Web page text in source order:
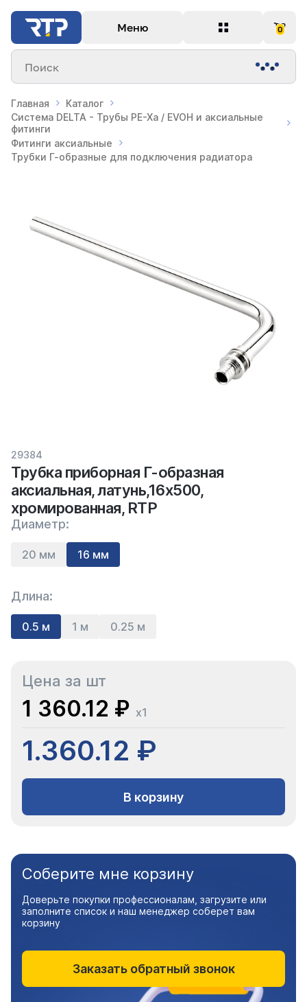
Меню 0
Поиск
Главная
Каталог
Система DELTA - Трубы PE-Xa / EVOH и аксиальные
фитинги
Фитинги аксиальные
Трубки Г-образные для подключения радиатора
29384
Трубка приборная Г-образная
аксиальная, латунь,16х500,
хромированная, RTP
Диаметр:
20 мм 16 мм
Длина:
0.5 м 1 м 0.25 м
Цена за шт
1 360.12 ₽ x1
1.360.12 ₽
В корзину
Соберите мне корзину
Доверьте покупки профессионалам, загрузите или
заполните список и наш менеджер соберет вам
корзину
Заказать обратный звонок